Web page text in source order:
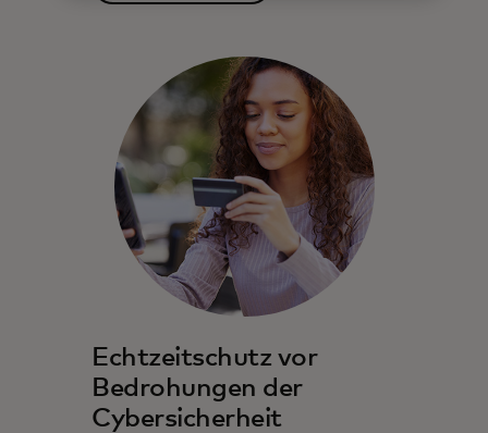
Echtzeitschutz vor
Bedrohungen der
Cybersicherheit